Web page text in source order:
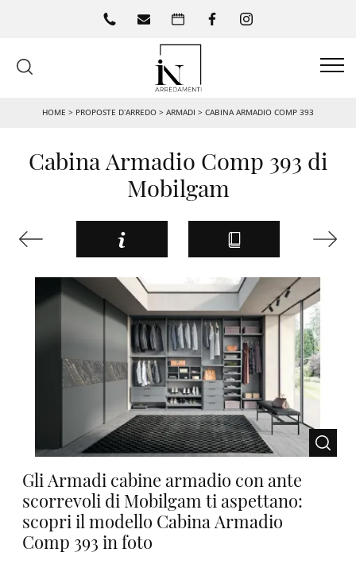
HOME > PROPOSTE D’ARREDO > ARMADI > CABINA ARMADIO COMP 393
Cabina Armadio Comp 393 di
Mobilgam
Gli Armadi cabine armadio con ante
scorrevoli di Mobilgam ti aspettano:
scopri il modello Cabina Armadio
Comp 393 in foto